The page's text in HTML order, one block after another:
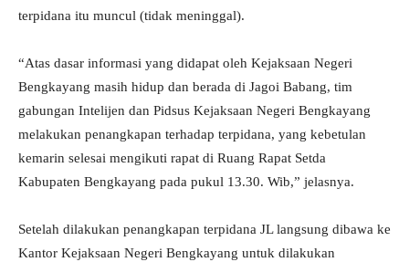
terpidana itu muncul (tidak meninggal).
“Atas dasar informasi yang didapat oleh Kejaksaan Negeri
Bengkayang masih hidup dan berada di Jagoi Babang, tim
gabungan Intelijen dan Pidsus Kejaksaan Negeri Bengkayang
melakukan penangkapan terhadap terpidana, yang kebetulan
kemarin selesai mengikuti rapat di Ruang Rapat Setda
Kabupaten Bengkayang pada pukul 13.30. Wib,” jelasnya.
Setelah dilakukan penangkapan terpidana JL langsung dibawa ke
Kantor Kejaksaan Negeri Bengkayang untuk dilakukan